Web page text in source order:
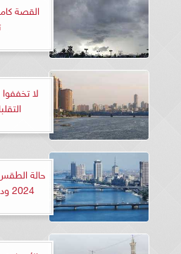
القصة
لا
حالة
2024 ودرجات الحرارة المتوقعة